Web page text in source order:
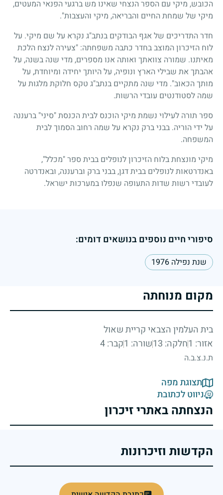
הכובש, מיקי עם הספר הנצחי שאינו מש ברגעי הפנאי המעטים,
מיקי של שמחת החיים והבריאה, מיקי והעצבות".
חדר התדריכים של אגף הבודקים בנתב"ג נקרא על שם מיקי. על
לוח הזיכרון המוצב בחדר כתבה משפחתה: "צעירה לנצח הלכת
מאיתנו. שמורה צוואתך ואותה אנו מספרים, מדי שנה בשנה, על
אהבתך את שבילי הארץ ונופיה, על היותך יחידה ומיוחדת, על
מותך הכאוב". מדי שנה מתקיים בנתב"ג טקס חלוקת מלגות על
שמה לסטודנטים עובדי הרשות.
ספר תורה לעילוי נשמת מיקי הוכנס לבית הכנסת "סיני" ברעננה
על ידי הוריה. בבני ברק נקרא על שמה רחוב הסמוך לבית
המשפחה.
מיקי מונצחת בלוח הזיכרון לנופלים בבית ספר "מכלל",
באנדרטאות לנופלים בבית דגן, בבני ברק וברעננה, ובאנדרטה
לעובדי רשות שדות התעופה שנפלו במערכות ישראל.
סיפורי חיים נוספים בנושאים דומים:
שנת נפילה 1976
מקום מנוחתה
בית העלמין הצבאי קריית שאול
אזור: 1
חלקה: 13 שורה: 1 קבר: 4
ת.נ.צ.ב.ה
תצוגת מפה
ניווט לכתובת
הנצחתה באתרי זיכרון
הקדשות וזיכרונות